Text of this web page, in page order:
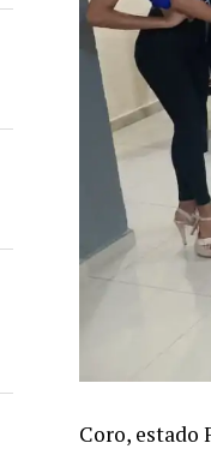
Coro, estado